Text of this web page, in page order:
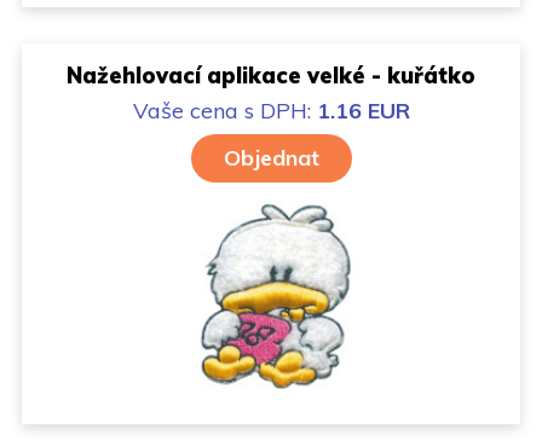
Nažehlovací aplikace velké - kuřátko
Vaše cena s DPH: 1.16 EUR
Objednat